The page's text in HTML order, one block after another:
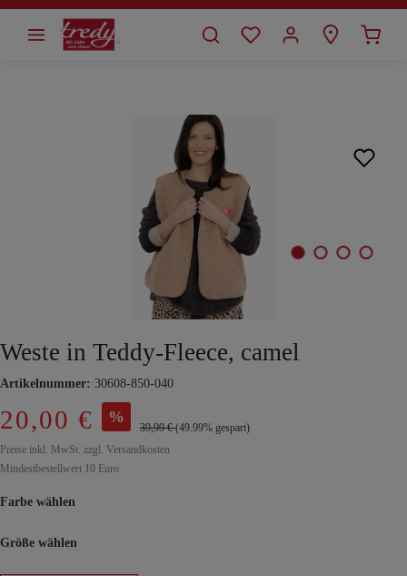
springen
Weste in Teddy-Fleece, camel
Artikelnummer: 30608-850-040
20,00 € %
39,99 €(49.99% gespart)
Preise inkl. MwSt. zzgl. Versandkosten
Mindestbestellwert 10 Euro
Farbe wählen
Größe wählen